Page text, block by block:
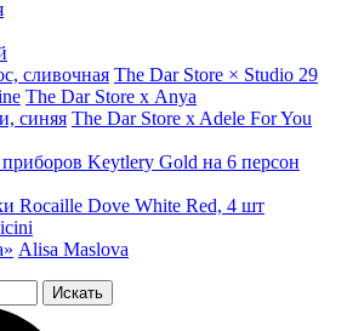
сливочная The Dar Store × Studio 29
The Dar Store x Anya
синяя The Dar Store x Adele For You
Keytlery Gold на 6 персон
Rocaille Dove White Red, 4 шт
Alisa Maslova